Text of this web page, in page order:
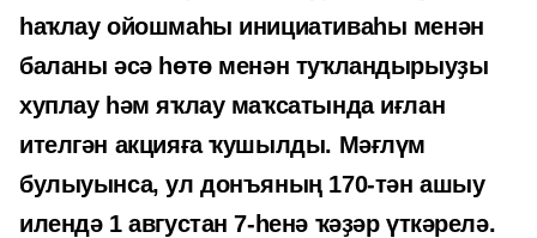
һаҡлау ойошмаһы инициативаһы менән
баланы әсә һөтө менән туҡландырыуҙы
хуплау һәм яҡлау маҡсатында иғлан
ителгән акцияға ҡушылды. Мәғлүм
булыуынса, ул донъяның 170-тән ашыу
илендә 1 августан 7-һенә ҡәҙәр үткәрелә.